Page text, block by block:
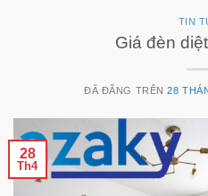
TIN
Giá đèn
ĐÃ ĐĂNG TRÊN28
28
Th4